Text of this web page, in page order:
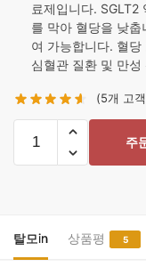
료제입니다. SGLT2
를 막아 혈당을 낮
여 가능합니다. 혈
심혈관 질환 및 만
(5개 고
정
수
주
탈모in 상품평 5